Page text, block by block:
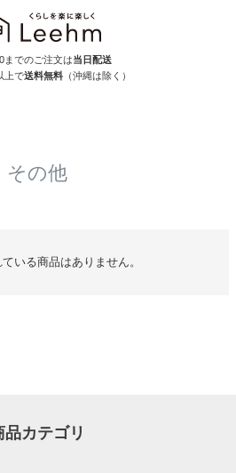
までのご注文は当日配送
上で送料無料 （沖縄は除く）
その他
いる商品はありません。
品カテゴリ